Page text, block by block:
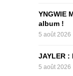
YNGWIE
album !
5 août 2026
JAYLER :
5 août 2026